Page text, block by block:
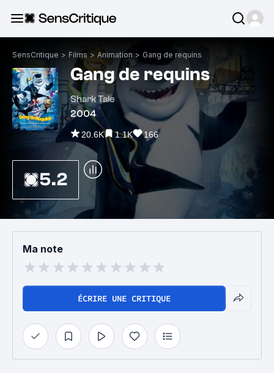
SensCritique > Films > Animation > Gang de requins
Gang de requins
Shark Tale
2004
20.6K 1.1K 166
5.2
Ma note
ÉCRIRE UNE CRITIQUE